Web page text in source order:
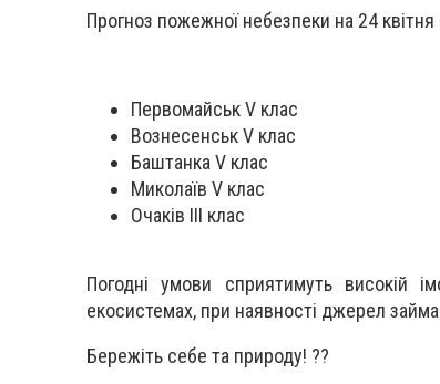
Прогноз пожежної небезпеки на 24
Первомайськ V клас
Вознесенськ V клас
Баштанка V клас
Миколаїв V клас
Очаків ІІІ клас
Погодні умови сприятимуть високій
екосистемах, при наявності джерел
Бережіть себе та природу! ??